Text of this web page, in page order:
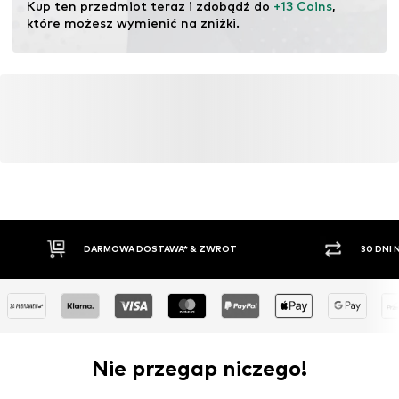
Kup ten przedmiot teraz i zdobądź do +13 Coins,
które możesz wymienić na zniżki.
DARMOWA DOSTAWA* & ZWROT 30 DNI
Nie przegap niczego!